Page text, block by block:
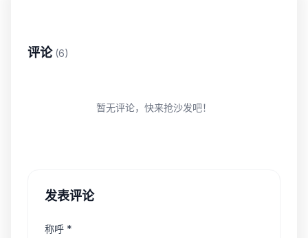
评论 (6)
暂无评论，快来抢沙发吧！
发表评论
称呼 *